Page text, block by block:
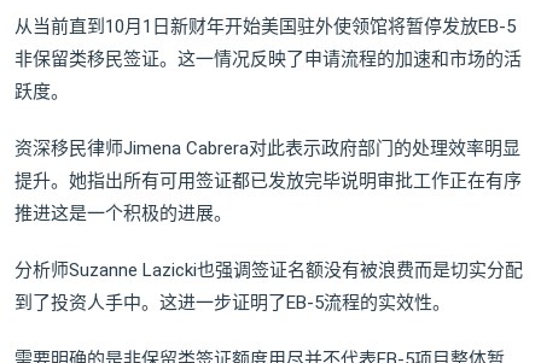
从当前直到10月1日新财年开始美国驻外使领馆将暂停发放EB-5
非保留类移民签证。这一情况反映了申请流程的加速和市场的活
跃度。
资深移民律师Jimena Cabrera对此表示政府部门的处理效率明显
提升。她指出所有可用签证都已发放完毕说明审批工作正在有序
推进这是一个积极的进展。
分析师Suzanne Lazicki也强调签证名额没有被浪费而是切实分配
到了投资人手中。这进一步证明了EB-5流程的实效性。